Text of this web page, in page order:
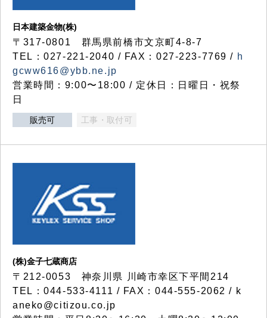
日本建築金物(株)
〒317‐0801 群馬県前橋市文京町4-8-7
TEL：027-221-2040 / FAX：027-223-7769 / h
gcww616@ybb.ne.jp
営業時間：9:00〜18:00 / 定休日：日曜日・祝祭
日
販売可 工事・取付可
(株)金子七蔵商店
〒212-0053 神奈川県 川崎市幸区下平間214
TEL：044-533-4111 / FAX：044-555-2062 / k
aneko@citizou.co.jp